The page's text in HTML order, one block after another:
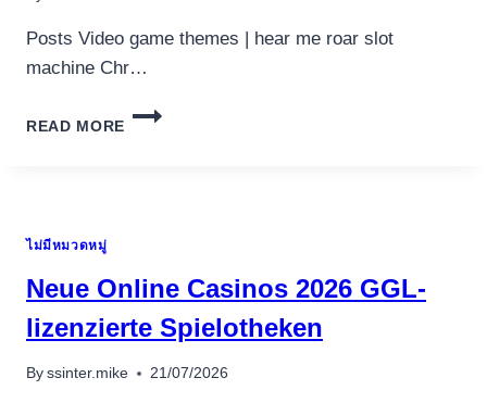
Posts Video game themes | hear me roar slot
machine Chr…
READ MORE
RESPIN
XMAS
POSITION
REVIEW
ไม่มีหมวดหมู่
Neue Online Casinos 2026 GGL-
lizenzierte Spielotheken
By ssinter.mike 21/07/2026